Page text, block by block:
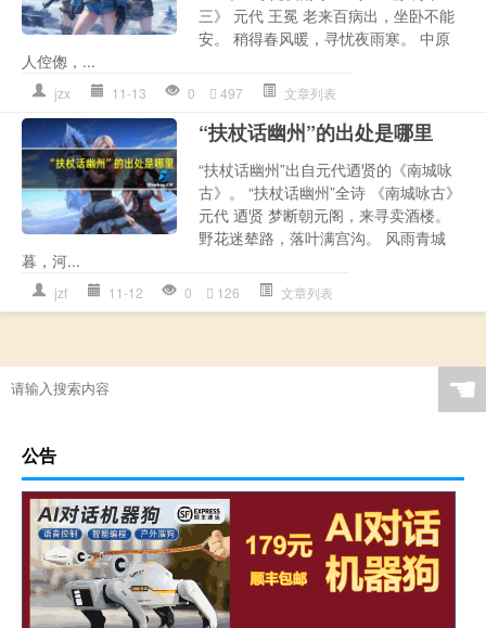
三》 元代 王冕 老来百病出，坐卧不能
安。 稍得春风暖，寻忧夜雨寒。 中原
人倥偬，...
jzx 11-13 0 497 文章列表
“扶杖话幽州”的出处是哪里
“扶杖话幽州”出自元代迺贤的《南城咏
古》。 “扶杖话幽州”全诗 《南城咏古》
元代 迺贤 梦断朝元阁，来寻卖酒楼。
野花迷辇路，落叶满宫沟。 风雨青城
暮，河...
jzf 11-12 0 126 文章列表
☚
公告